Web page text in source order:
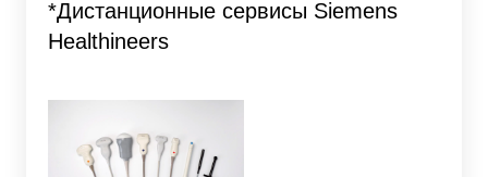
*Дистанционные сервисы Siemens
Healthineers